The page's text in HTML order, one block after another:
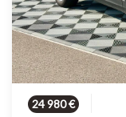
Diesel
24 980 €